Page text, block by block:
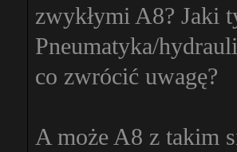
zwykłymi A8? Jaki
Pneumatyka/
co zwrócić uwagę?
A może A8 z takim